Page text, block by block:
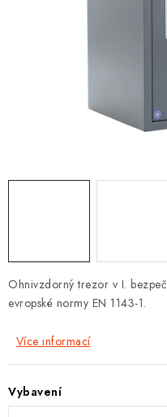
PROTIPOŽÁRNÍ
MOJE OBJEDNÁVKA
VELKOOBCHOD
AKTUALITY
ODSTOUPENÍ OD
Ohnivzdorný trezor v I.
evropské normy EN 1143-1.
Více informací
Vybavení